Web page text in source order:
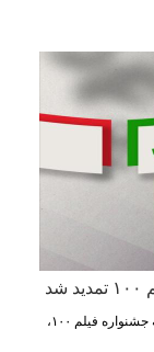
در پی استقبال و درخواست مخاطبان، مهلت ارسال اثر به جشنواره فیلم ۱۰۰،